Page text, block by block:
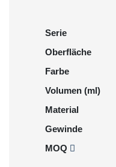
Serie
Oberfläche
Farbe
Volumen (ml)
Material
Gewinde
MOQ